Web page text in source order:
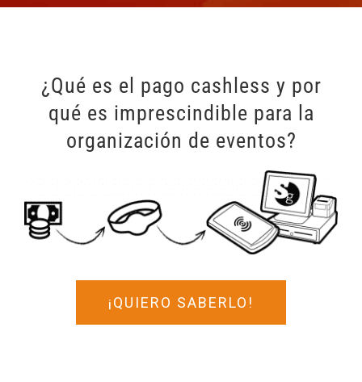
¿Qué es el pago cashless y por
qué es imprescindible para la
organización de eventos?
¡QUIERO SABERLO!